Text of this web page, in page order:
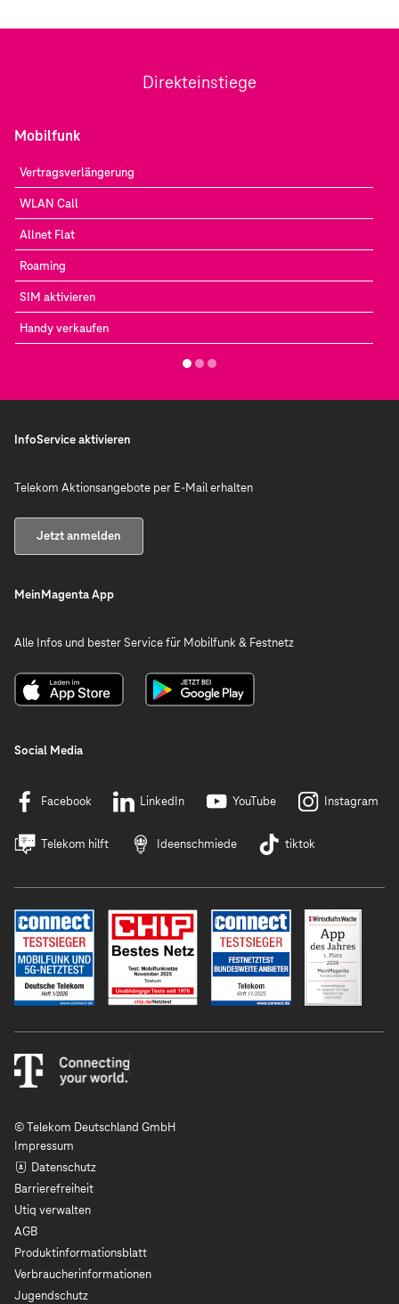
Direkteinstiege
Mobilfunk
Vertragsverlängerung
WLAN Call
Allnet Flat
Roaming
SIM aktivieren
Handy verkaufen
InfoService aktivieren
Telekom Aktionsangebote per E-Mail erhalten
Jetzt anmelden
MeinMagenta App
Alle Infos und bester Service für Mobilfunk & Festnetz
Social Media
Facebook LinkedIn YouTube Instagram
Telekom hilft Ideenschmiede tiktok
© Telekom Deutschland GmbH
Impressum
Datenschutz
Barrierefreiheit
Utiq verwalten
AGB
Produktinformationsblatt
Verbraucherinformationen
Jugendschutz